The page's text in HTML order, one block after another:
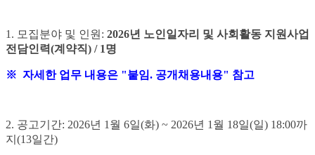
1. 모집분야 및 인원 : 2026년 노인일자리 및 사회활동 지원사업
전담인력(계약직) / 1명
※ 자세한 업무 내용은 "붙임. 공개채용내용" 참고
2. 공고기간: 2026년 1 월 6일(화) ~ 2026년 1 월 18일(일) 18:00까
지 (13일간)